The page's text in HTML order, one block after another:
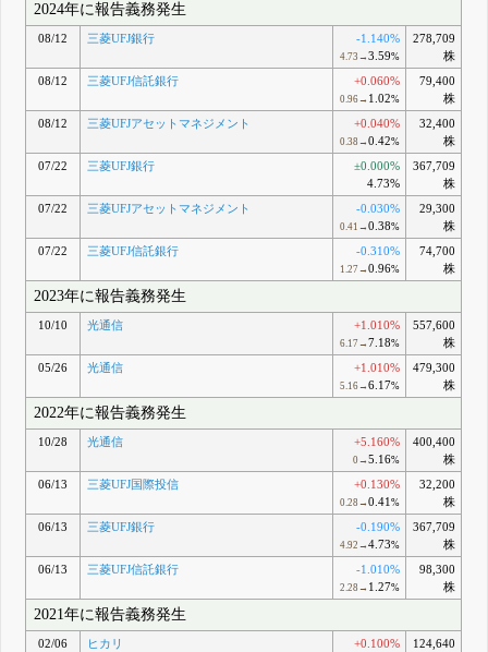
2024年に報告義務発生
08/12 三菱UFJ銀行 -1.140%
4.73→ 3.59%
278,709
株
08/12
三菱UFJ信託銀行 +0.060%
0.96→ 1.02%
79,400
株
08/12
三菱UFJアセットマネジメント +0.040%
0.38→ 0.42%
32,400
株
07/22
三菱UFJ銀行
±0.000%
4.73%
367,709
株
07/22
三菱UFJアセットマネジメント -0.030%
0.41→ 0.38%
29,300
株
07/22
三菱UFJ信託銀行 -0.310%
1.27→ 0.96%
74,700
株
2023年に報告義務発生
10/10 光通信 +1.010%
6.17→ 7.18%
557,600
株
05/26
光通信 +1.010%
5.16→ 6.17%
479,300
株
2022年に報告義務発生
10/28 光通信 +5.160%
0→ 5.16%
400,400
株
06/13
三菱UFJ国際投信 +0.130%
0.28→ 0.41 %
32,200
株
06/13
三菱UFJ銀行 -0.190%
4.92→ 4.73%
367,709
株
06/13
三菱UFJ信託銀行 -1.010%
2.28→ 1.27%
98,300
株
2021年に報告義務発生
02/06 ヒカリ +0.100%
124,640